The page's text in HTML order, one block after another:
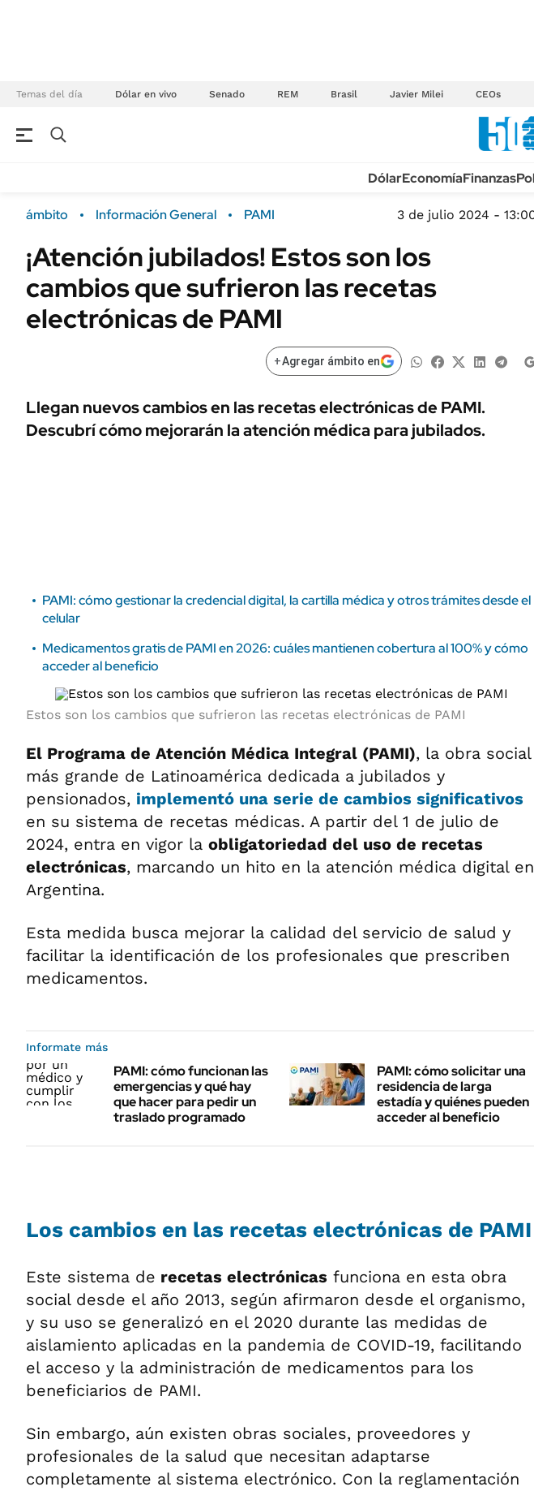
Temas del día Dólar en vivo Senado REM Brasil Javier Milei CEOs
Campo
FINANZAS
Dólar
Sustentabilidad
Seguros
URUGUAY
TECNOLOGÍA
MÉXICO
MUNDO
INFORMACIÓN
AUTOS
DólarEconomíaFinanzas
ámbito Información General PAMI 3 de julio 2024 -
¡Atención jubilados! Estos son los
cambios que sufrieron las recetas
electrónicas de PAMI
+Agregar ámbito en
Llegan nuevos cambios en las recetas electrónicas de PAMI.
Descubrí cómo mejorarán la atención médica para jubilados.
PAMI: cómo gestionar la credencial digital, la cartilla médica y otros trámites desde el
celular
Medicamentos gratis de PAMI en 2026: cuáles mantienen cobertura al 100% y cómo
acceder al beneficio
Estos son los cambios que sufrieron las recetas electrónicas de PAMI
El Programa de Atención Médica Integral (PAMI), la obra social
más grande de Latinoamérica dedicada a jubilados y
pensionados, implementó una serie de cambios significativos
en su sistema de recetas médicas. A partir del 1 de julio de
2024, entra en vigor la obligatoriedad del uso de recetas
electrónicas, marcando un hito en la atención médica digital en
Argentina.
Esta medida busca mejorar la calidad del servicio de salud y
facilitar la identificación de los profesionales que prescriben
medicamentos.
Informate más
PAMI: cómo funcionan las
emergencias y qué hay
que hacer para pedir un
traslado programado
PAMI: cómo solicitar una
residencia de larga
estadía y quiénes pueden
acceder al beneficio
Los cambios en las recetas electrónicas de PAMI
Este sistema de recetas electrónicas funciona en esta obra
social desde el año 2013, según afirmaron desde el organismo,
y su uso se generalizó en el 2020 durante las medidas de
aislamiento aplicadas en la pandemia de COVID-19, facilitando
el acceso y la administración de medicamentos para los
beneficiarios de PAMI.
Sin embargo, aún existen obras sociales, proveedores y
profesionales de la salud que necesitan adaptarse
completamente al sistema electrónico. Con la reglamentación